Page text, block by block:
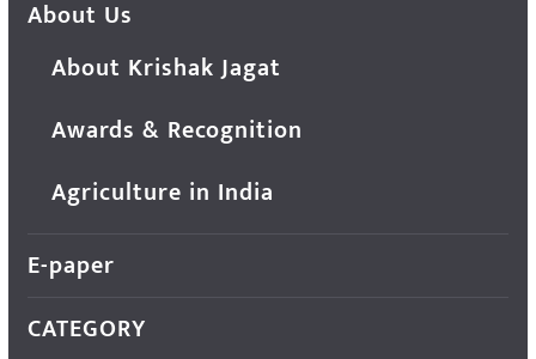
About Us
About Krishak Jagat
Awards & Recognition
Agriculture in India
E-paper
CATEGORY